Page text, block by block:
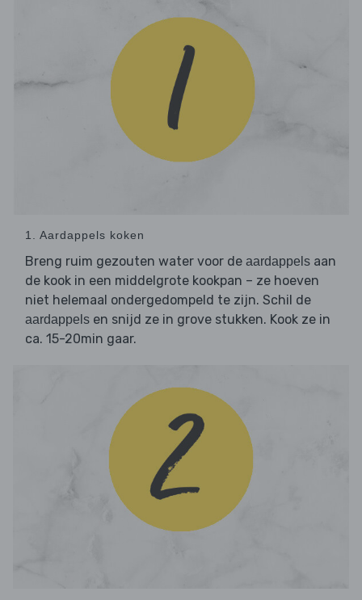
1. Aardappels koken
Breng ruim gezouten water voor de aardappels aan
de kook in een middelgrote kookpan – ze hoeven
niet helemaal ondergedompeld te zijn. Schil de
aardappels en snijd ze in grove stukken. Kook ze in
ca. 15-20min gaar.